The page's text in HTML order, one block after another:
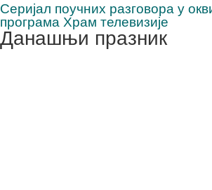
Серијал поучних разговора у
програма Храм телевизије
Данашњи празник